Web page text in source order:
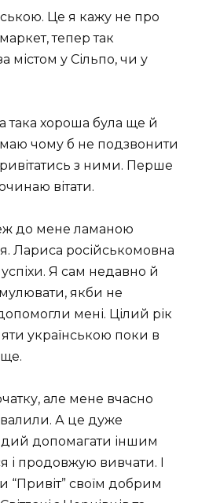
Це я кажу не про
тепер так
містом у Сільпо, чи у
така хороша була ще й
чому б не подзвонити
з ними. Перше
вітати.
до мене ламаною
Лариса російськомовна
успіхи. Я сам недавно й
якби не
мені. Цілий рік
українською поки в
але мене вчасно
А це дуже
допомагати іншим
і продовжую вивчати. І
“Привіт” своїм добрим